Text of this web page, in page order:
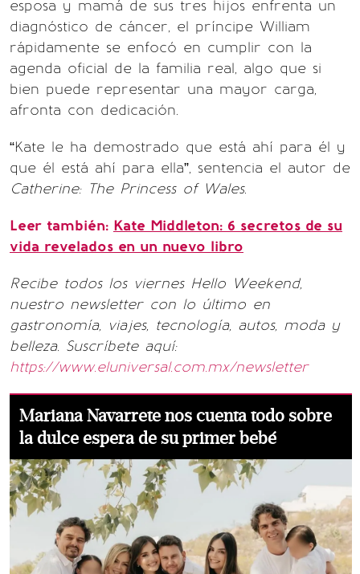
esposa y mamá de sus tres hijos enfrenta un
diagnóstico de cáncer, el príncipe William
rápidamente se enfocó en cumplir con la
agenda oficial de la familia real, algo que si
bien puede representar una mayor carga,
afronta con dedicación.
“Kate le ha demostrado que está ahí para él y
que él está ahí para ella”, sentencia el autor de
Catherine: The Princess of Wales.
Leer también: Kate Middleton: 6 secretos de su
vida revelados en un nuevo libro
Recibe todos los viernes Hello Weekend,
nuestro newsletter con lo último en
gastronomía, viajes, tecnología, autos, moda y
belleza. Suscríbete aquí:
https://www.eluniversal.com.mx/newsletter
Mariana Navarrete nos cuenta todo sobre
la dulce espera de su primer bebé